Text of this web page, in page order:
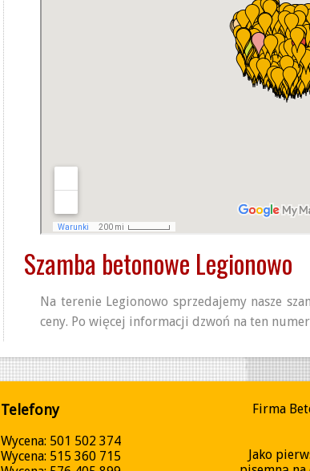
Szamba betonowe Legionowo
Na terenie Legionowo sprzedajemy nasze
ceny. Po więcej informacji dzwoń na ten
Telefony
Wycena: 501 502 374
Wycena: 515 360 715
Firma
Jako